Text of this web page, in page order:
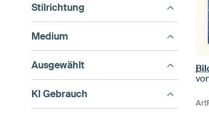
Stilrichtung
Medium
Ausgewählt
KI Gebrauch